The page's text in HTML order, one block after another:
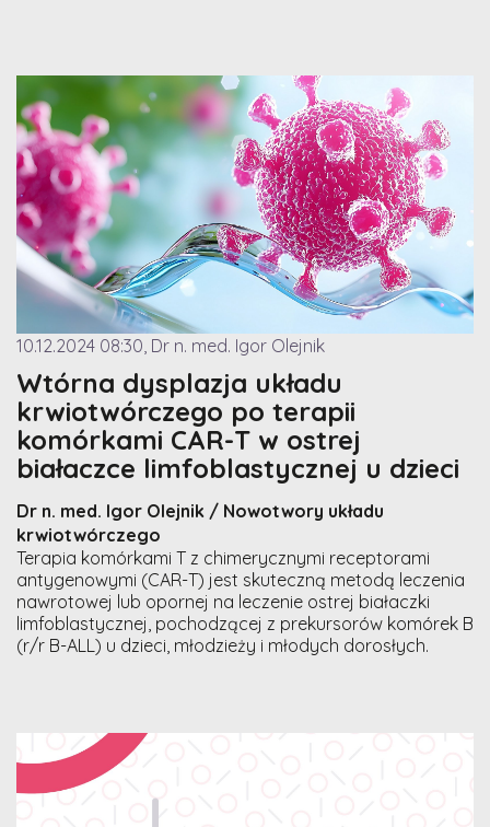
10.12.2024 08:30, Dr n. med. Igor Olejnik
Wtórna dysplazja układu
krwiotwórczego po terapii
komórkami CAR-T w ostrej
białaczce limfoblastycznej u dzieci
Dr n. med. Igor Olejnik / Nowotwory układu
krwiotwórczego
Terapia komórkami T z chimerycznymi receptorami
antygenowymi (CAR-T) jest skuteczną metodą leczenia
nawrotowej lub opornej na leczenie ostrej białaczki
limfoblastycznej, pochodzącej z prekursorów komórek B
(r/r B-ALL) u dzieci, młodzieży i młodych dorosłych.